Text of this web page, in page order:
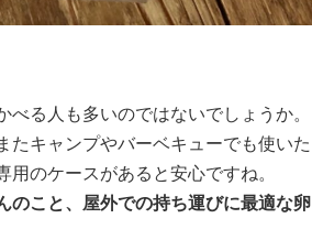
る人も多いのではないでしょうか。
たキャンプやバーベキューでも使いた
のケースがあると安心ですね。
のこと、屋外での持ち運びに最適な卵